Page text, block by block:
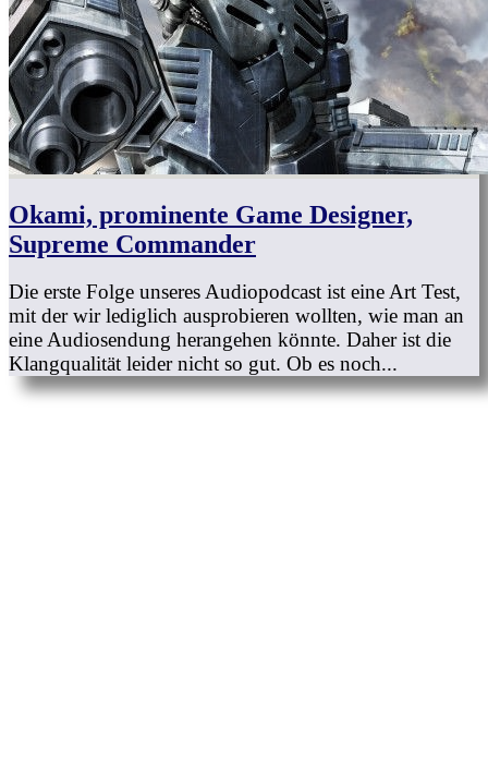
Okami, prominente Game Designer,
Supreme Commander
Die erste Folge unseres Audiopodcast ist eine Art Test,
mit der wir lediglich ausprobieren wollten, wie man an
eine Audiosendung herangehen könnte. Daher ist die
Klangqualität leider nicht so gut. Ob es noch...